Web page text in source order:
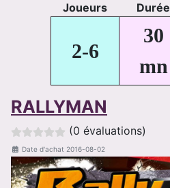
Joueurs Durée
2-6
30
mn
RALLYMAN
(0 évaluations)
Date d'achat 2016-08-02